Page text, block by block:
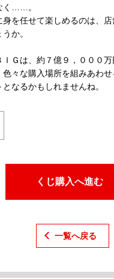
く……。
身を任せて楽しめるのは、
か。
ＩＧは、約７億９，０００
々な購入場所を組みあわ
なるかもしれませんね。
くじ購入へ進む
一覧へ戻る